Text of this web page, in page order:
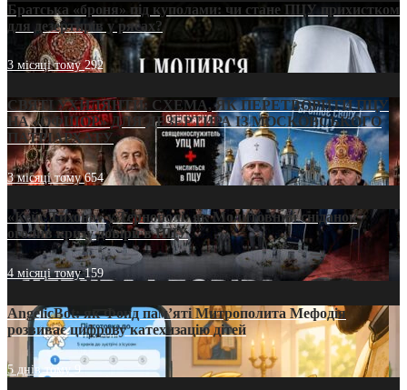
Братська «броня» під куполами: чи стане ПЦУ прихистком
для дезертирів у рясах?
3 місяці тому292
СВЯТІ УХИЛЯНТИ: СХЕМА, ЯК ПЕРЕТВОРИТИ ПЦУ
НА «ОФШОР» ДЛЯ ДЕЗЕРТИРА ІЗ МОСКОВСЬКОГО
ПАТРІАРХАТУ
3 місяці тому654
«Кейс Тихона» у Тернополі: як Молитовний сніданок
оголив кризу довіри в ПЦУ
4 місяці тому159
AngelicBot: як Фонд пам’яті Митрополита Мефодія
розвиває цифрову катехизацію дітей
5 днів тому9